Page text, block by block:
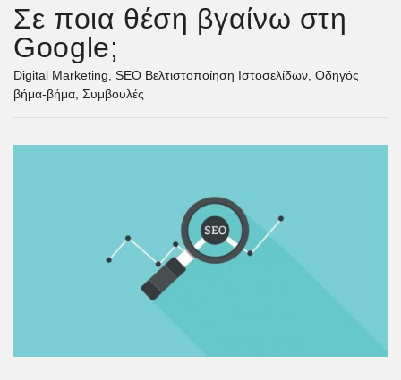
Σε ποια θέση βγαίνω στη
Google;
Digital Marketing SEO Βελτιστοποίηση Ιστοσελίδων Οδηγός
βήμα-βήμα Συμβουλές